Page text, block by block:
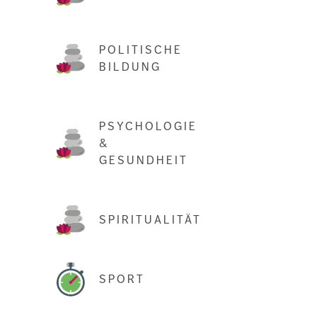
POLITISCHE
BILDUNG
PSYCHOLOGIE
&
GESUNDHEIT
SPIRITUALITÄT
SPORT